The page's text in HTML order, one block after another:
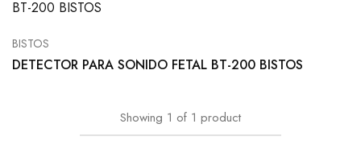
BISTOS
DETECTOR PARA SONIDO FETAL BT-200 BISTOS
Showing 1 of 1 product